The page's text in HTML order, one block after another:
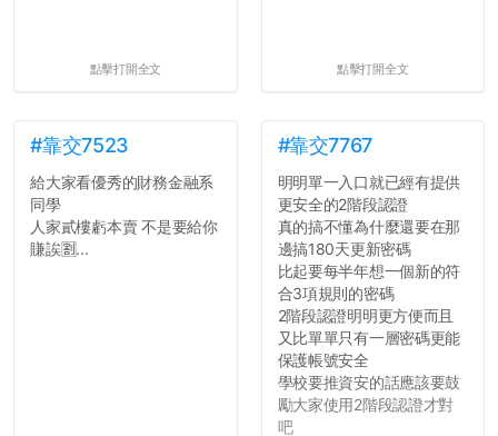
點擊打開全文 點擊打開全文
#靠交7523
給大家看優秀的財務金融系
同學
人家貳樓虧本賣 不是要給你
賺誒🈹...
#靠交7767
明明單一入口就已經有提供
更安全的2階段認證
真的搞不懂為什麼還要在那
邊搞180天更新密碼
比起要每半年想一個新的符
合3項規則的密碼
2階段認證明明更方便而且
又比單單只有一層密碼更能
保護帳號安全
學校要推資安的話應該要鼓
勵大家使用2階段認證才對
吧